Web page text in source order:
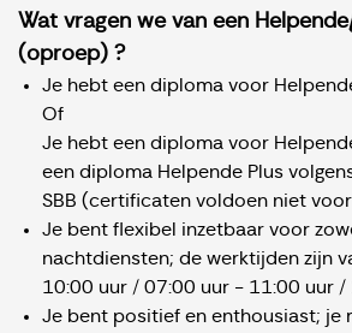
Wat vragen we van een
(oproep) ?
Je hebt een diploma voor
Of
Je hebt een diploma voor
een diploma Helpende Plus
SBB (certificaten voldoen niet
Je bent flexibel inzetbaar voor
nachtdiensten; de werktijden zijn
10:00 uur / 07:00 uur - 11:00 uur
Je bent positief en enthousiast; je